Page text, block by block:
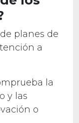
planes de
a
la
y las
o